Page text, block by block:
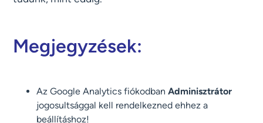
Megjegyzések:
Az Google Analytics fiókodbanAdminisztrátor
jogosultsággal kell rendelkezned ehhez a
beállításhoz!